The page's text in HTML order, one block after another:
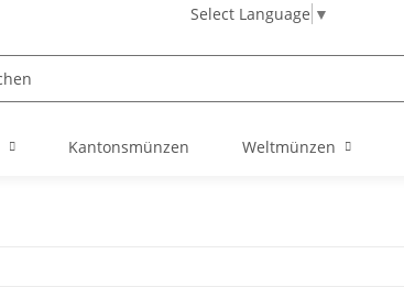
Select Language ▼
Kantonsmünzen Weltmünzen